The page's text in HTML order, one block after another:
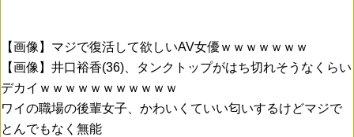
【画像】マジで復活して欲しいAV女優ｗｗｗｗｗｗｗ
【画像】井口裕香(36)、タンクトップがはち切れそうなくらい
デカイｗｗｗｗｗｗｗｗｗｗｗ
ワイの職場の後輩女子、かわいくていい匂いするけどマジで
とんでもなく無能